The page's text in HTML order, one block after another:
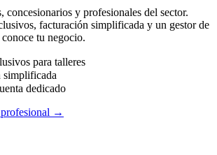
concesionarios y profesionales del sector.
facturación simplificada y un gestor de
tu negocio.
para talleres
dedicado
profesional →